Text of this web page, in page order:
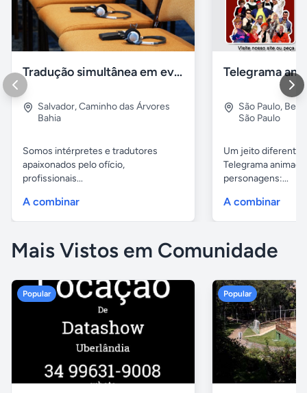
Tradução simultânea em eventos
Salvador,Caminho das Árvores
Bahia
Somos intérpretes e tradutores
apaixonados pelo ofício,
profissionais...
A combinar
São Paulo, Bela
São Paulo
Um jeito diferente
Telegrama
personagens:...
A combinar
Mais Vistos em Comunidade
Popular Popular